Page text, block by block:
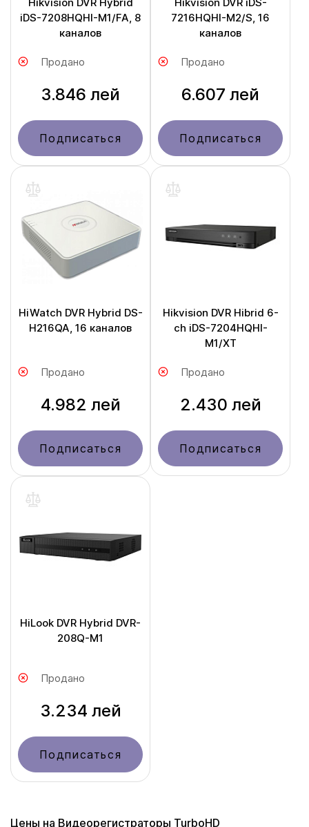
iDS-7208HQHI-M1/FA, 8
каналов
Продано
3.846 лей
Подписаться
7216HQHI-M2/S, 16
каналов
Продано
6.607 лей
Подписаться
HiWatch DVR Hybrid DS-
H216QA, 16 каналов
Продано
4.982 лей
Подписаться
Hikvision DVR Hibrid 6-
ch iDS-7204HQHI-
M1/XT
Продано
2.430 лей
Подписаться
HiLook DVR Hybrid DVR-
208Q-M1
Продано
3.234 лей
Подписаться
Цены на Видеорегистраторы TurboHD